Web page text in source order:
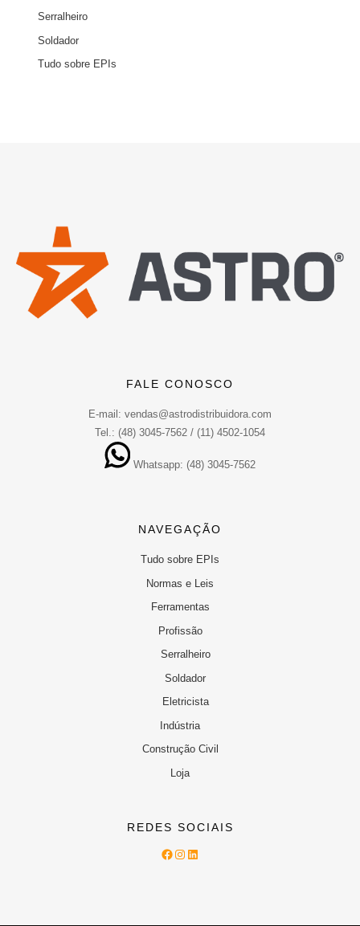
Serralheiro
Soldador
Tudo sobre EPIs
FALE CONOSCO
E-mail: vendas@astrodistribuidora.com
Tel.: (48) 3045-7562 / (11) 4502-1054
Whatsapp: (48) 3045-7562
NAVEGAÇÃO
Tudo sobre EPIs
Normas e Leis
Ferramentas
Profissão
Serralheiro
Soldador
Eletricista
Indústria
Construção Civil
Loja
REDES SOCIAIS
Facebook
Instagram
LinkedIn